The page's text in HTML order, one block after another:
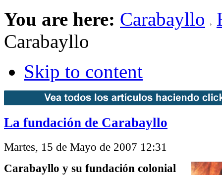
You are here: Carabayllo
Carabayllo
Skip to content
La fundación de Carabayllo
Martes, 15 de Mayo de 2007 12:31
Carabayllo y su fundación colonial